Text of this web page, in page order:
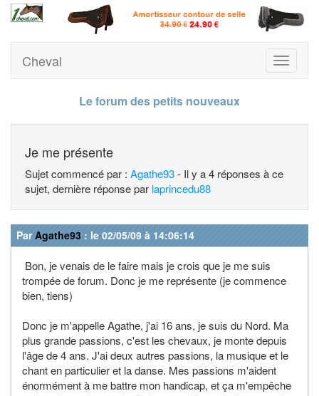
Toggle
Cheval
Le forum des petits nouveaux
Je me présente
Sujet commencé par : Agathe93- Il y a 4 réponses à ce
sujet, dernière réponse par laprincedu88
ParAgathe93 : le 02/05/09 à 14:06:14
Bon, je venais de le faire mais je crois que je me suis
trompée de forum. Donc je me représente (je commence
bien, tiens)
Donc je m'appelle Agathe, j'ai 16 ans, je suis du Nord. Ma
plus grande passions, c'est les chevaux, je monte depuis
l'âge de 4 ans. J'ai deux autres passions, la musique et le
chant en particulier et la danse. Mes passions m'aident
énormément à me battre mon handicap, et ça m'empêche